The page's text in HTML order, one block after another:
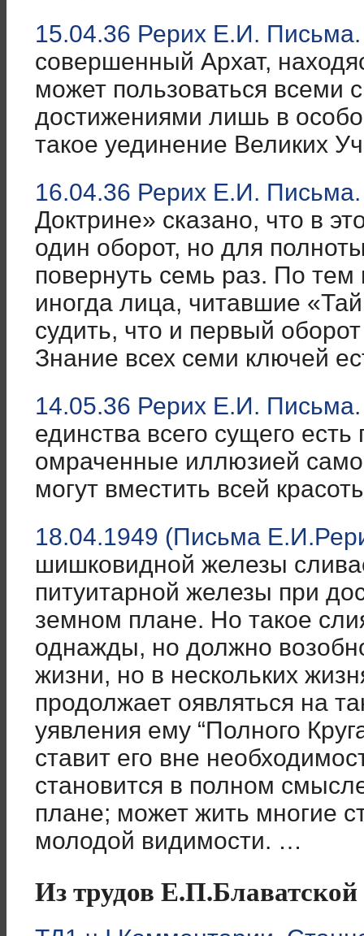
15.04.36 Рерих Е.И. Письма.
совершенный Архат,
может пользоваться всеми
достижениями лишь в
такое уединение Великих
16.04.36 Рерих Е.И. Письма.
Доктрине» сказано, что в
один оборот, но для
повернуть семь раз. По
иногда лица, читавшие
судить, что и первый
Знание всех семи ключей
14.05.36 Рерих Е.И. Письма.
единства всего сущего
омраченные иллюзией
могут вместить всей
18.04.1949 (Письма
шишковидной железы
питуитарной железы при
земном плане. Но такое
однажды, но должно
жизни, но в нескольких
продолжает оявляться на
уявления ему “Полного
ставит его вне
становится в полном
плане; может жить многие
молодой видимости. …
Из трудов Е.П.Блаватской